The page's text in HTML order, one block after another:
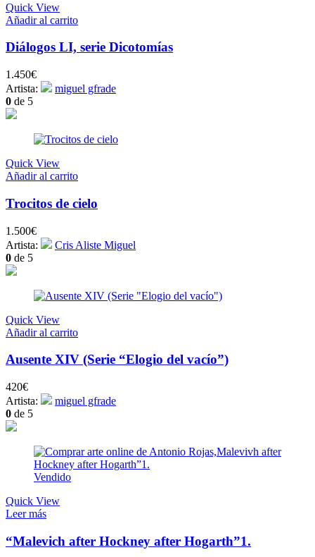
Quick View
Añadir al carrito
Diálogos LI, serie Dicotomías
1.450€
Artista:
miguel gfrade
0 de 5
Quick View
Añadir al carrito
Trocitos de cielo
1.500€
Artista:
Cris Aliste Miguel
0 de 5
Quick View
Añadir al carrito
Ausente XIV (Serie “Elogio del vacío”)
420€
Artista:
miguel gfrade
0 de 5
Vendido
Quick View
Leer más
“Malevich after Hockney after Hogarth”1.